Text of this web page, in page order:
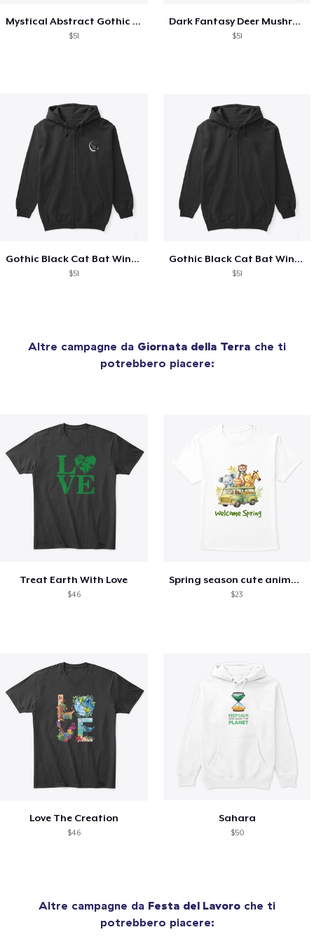
Mystical Abstract Gothic Floral Dark
$51
Dark Fantasy Deer Mushrooms Flowers
$51
Gothic Black Cat Bat Wings Crescent
$51
Gothic Black Cat Bat Wings Crescent
$51
Altre campagne da Giornata della Terra che ti
potrebbero piacere:
Treat Earth With Love
$46
Spring season cute animal kids tshirt
$23
Love The Creation
$46
Sahara
$50
Altre campagne da Festa del Lavoro che ti
potrebbero piacere: